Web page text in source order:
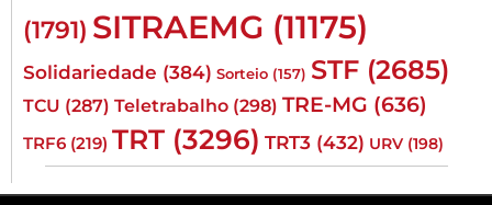
(1791) SITRAEMG (11175)
Solidariedade (384) Sorteio (157) STF (2685)
TCU (287) Teletrabalho (298) TRE-MG (636)
TRF6 (219) TRT (3296) TRT3 (432) URV (198)